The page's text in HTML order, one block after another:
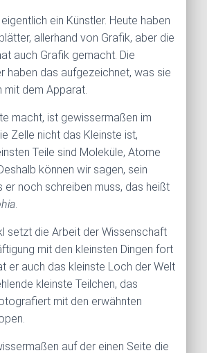
ein Künstler. Heute haben
allerhand von Grafik, aber die
auch Grafik gemacht. Die
haben das aufgezeichnet, was sie
mit dem Apparat.
macht, ist gewissermaßen im
Zelle nicht das Kleinste ist,
Teile sind Moleküle, Atome
können wir sagen, sein
er noch schreiben muss, das heißt
setzt die Arbeit der Wissenschaft
mit den kleinsten Dingen fort
er auch das kleinste Loch der Welt
kleinste Teilchen, das
mit den erwähnten
auf der einen Seite die